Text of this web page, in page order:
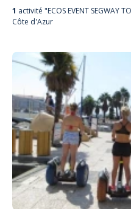
1 activité "ECOS EVENT SEGWAY
Côte d'Azur